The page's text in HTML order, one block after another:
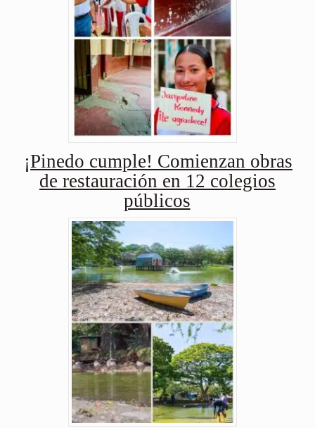
¡Pinedo cumple! Comienzan obras
de restauración en 12 colegios
públicos